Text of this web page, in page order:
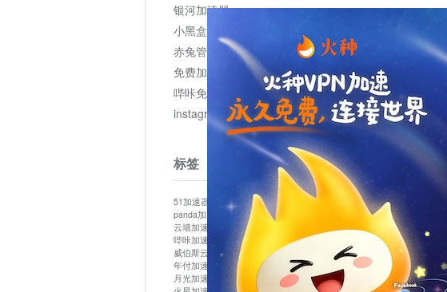
银河加速器
小黑盒加速器加速
赤兔管理平台
免费加速器
哔咔免费加速服务器
instagram网页版登录入口
标签
51加速器 bitznet hidecat i7加速器
kuai500
panda加速器
snap加速器 vp加速器
中信加速器
云墙加速器
云速加速器
哔咔加速器
哔咔哔咔加速器 喵云 回锅肉加速器
威伯斯云
小明加速器 小蓝鸟加速器
布谷vp加速器
年付加速器
心阶云 快连 怎么上外网
易飞加速器
月光加速器
机场加速器 松果云 梯子加速器